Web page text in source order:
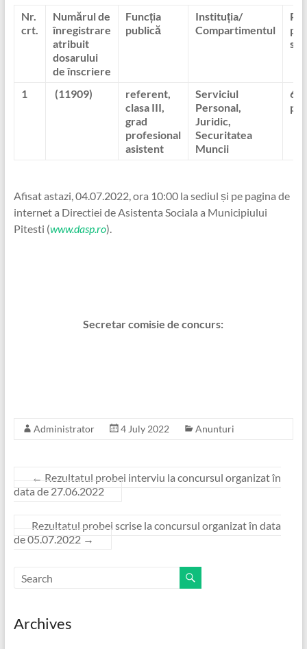
Nr.
crt.
Numărul de
înregistrare
atribuit
dosarului
de înscriere
Funcția
publică
Instituția/
Compartimentul
1 (11909)
referent,
clasa III,
grad
profesional
asistent
Serviciul
Personal,
Juridic,
Securitatea
Muncii
65
Afisat astazi, 04.07.2022, ora 10:00 la sediul și pe pagina de
internet a Directiei de Asistenta Sociala a Municipiului
Pitesti (www.dasp.ro).
Secretar comisie de concurs:
Administrator 4 July 2022 Anunturi
← Rezultatul probei interviu la concursul organizat în
data de 27.06.2022
Rezultatul probei scrise la concursul organizat în data
de 05.07.2022 →
Archives